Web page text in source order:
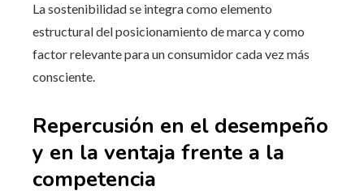
La sostenibilidad se integra como elemento
estructural del posicionamiento de marca y como
factor relevante para un consumidor cada vez más
consciente.
Repercusión en el desempeño
y en la ventaja frente a la
competencia